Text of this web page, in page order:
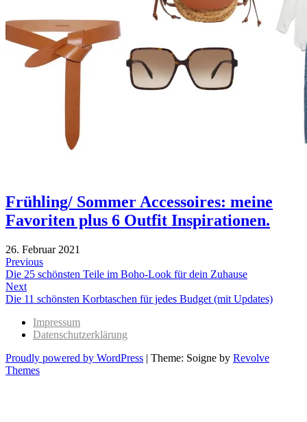
Frühling/ Sommer Accessoires: meine
Favoriten plus 6 Outfit Inspirationen.
26. Februar 2021
Beitragsnavigation
Previous
Previous
post:
Die 25 schönsten Teile im Boho-Look für dein Zuhause
Next
Next
Die 11 schönsten Korbtaschen für jedes Budget (mit Updates)
Impressum
Datenschutzerklärung
Proudly powered by WordPress | Theme: Soigne by Revolve
Themes